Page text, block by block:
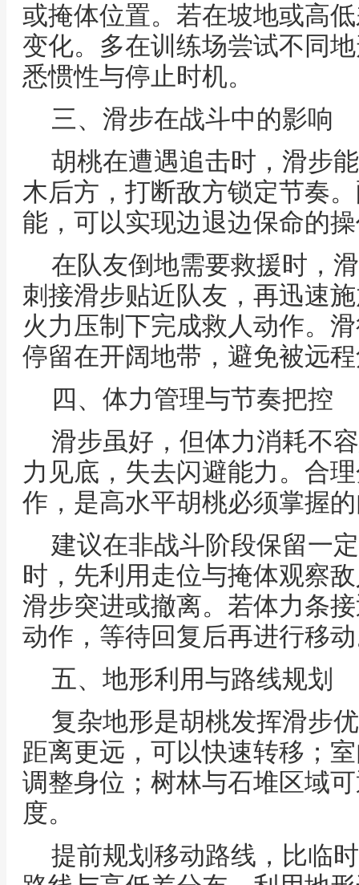
或掩体位置。若在坡地或高
变化。多在训练场尝试不同
悉惯性与停止时机。
三、滑步在战斗中的影响
胡桃在遭遇追击时，滑步
木后方，打断敌方锁定节奏
能，可以实现边退边保命的
在队友倒地需要救援时，
刺接滑步贴近队友，再迅速
火力压制下完成救人动作。
停留在开阔地带，避免被远
四、体力管理与节奏把控
滑步虽好，但体力消耗不
力见底，失去闪避能力。合
作，是高水平胡桃必须掌握
建议在非战斗阶段保留一
时，先利用走位与掩体观察
滑步突进或撤离。若体力条
动作，等待回复后再进行移
五、地形利用与路线规划
复杂地形是胡桃发挥滑步
距离更远，可以快速转移；
调整身位；树林与石堆区域
度。
提前规划移动路线，比临